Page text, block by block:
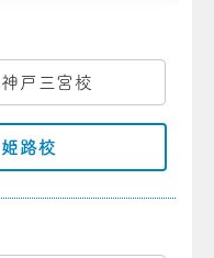
神戸三宮校
姫路校